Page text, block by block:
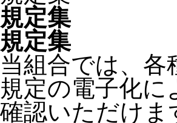
規定集
規定集
当組合では、
規定の電子化
確認いただけま